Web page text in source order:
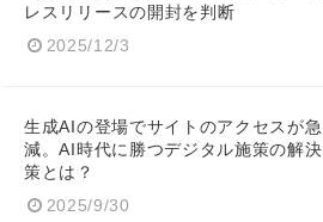
レスリリースの開封を判断
2025/12/3
生成AIの登場でサイトのアクセスが急
減。AI時代に勝つデジタル施策の解決
策とは？
2025/9/30